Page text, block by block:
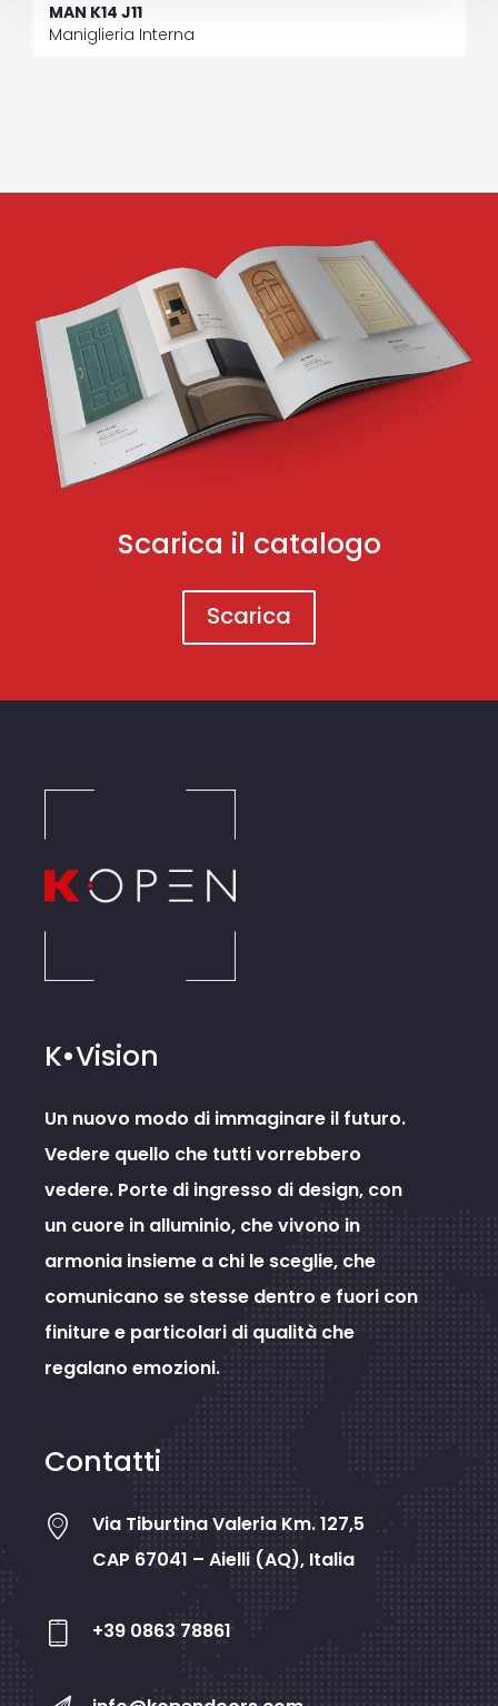
MAN K14 J11
Maniglieria Interna
Scarica il catalogo
Scarica
K•Vision
Un nuovo modo di immaginare il futuro.
Vedere quello che tutti vorrebbero
vedere. Porte di ingresso di design, con
un cuore in alluminio, che vivono in
armonia insieme a chi le sceglie, che
comunicano se stesse dentro e fuori con
finiture e particolari di qualità che
regalano emozioni.
Contatti
Via Tiburtina Valeria Km. 127,5
CAP 67041 – Aielli (AQ), Italia
+39 0863 78861